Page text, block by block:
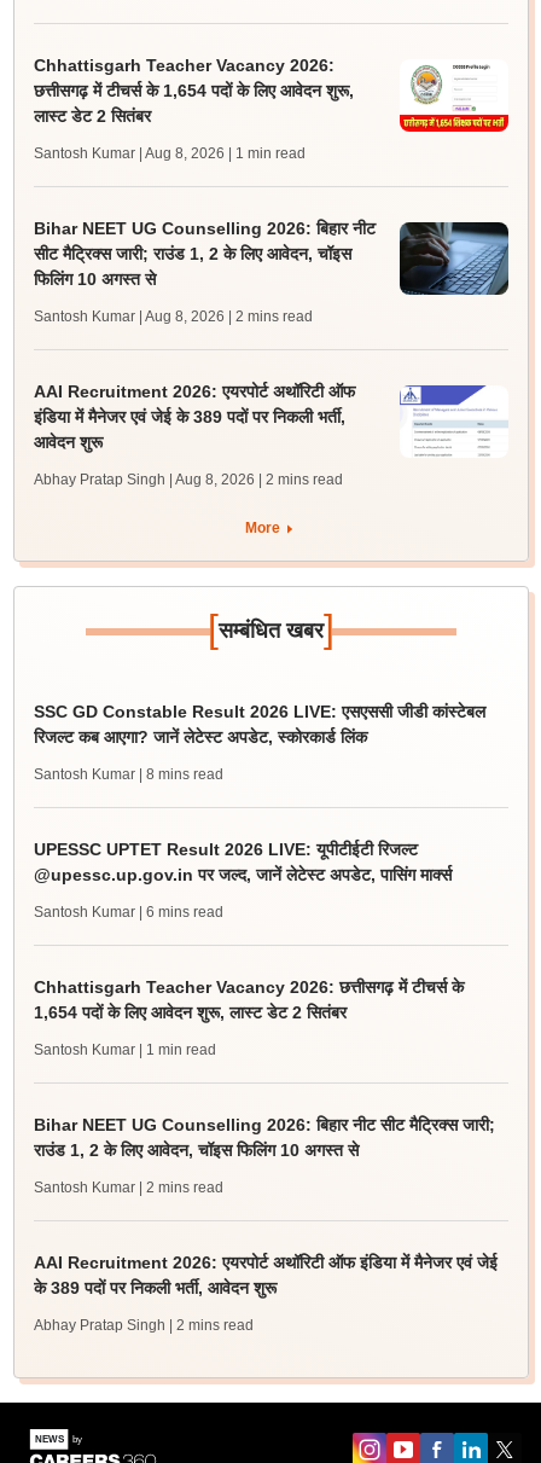
Chhattisgarh Teacher Vacancy 2026:
छत्तीसगढ़ में टीचर्स के 1,654 पदों के लिए आवेदन शुरू,
लास्ट डेट 2 सितंबर
Santosh Kumar | Aug 8, 2026 | 1 min read
Bihar NEET UG Counselling 2026: बिहार नीट
सीट मैट्रिक्स जारी; राउंड 1, 2 के लिए आवेदन, चॉइस
फिलिंग 10 अगस्त से
Santosh Kumar | Aug 8, 2026 | 2 mins read
AAI Recruitment 2026: एयरपोर्ट अथॉरिटी ऑफ
इंडिया में मैनेजर एवं जेई के 389 पदों पर निकली भर्ती,
आवेदन शुरू
Abhay Pratap Singh | Aug 8, 2026 | 2 mins read
More
[सम्बंधित खबर]
SSC GD Constable Result 2026 LIVE: एसएससी जीडी कांस्टेबल
रिजल्ट कब आएगा? जानें लेटेस्ट अपडेट, स्कोरकार्ड लिंक
Santosh Kumar | 8 mins read
UPESSC UPTET Result 2026 LIVE: यूपीटीईटी रिजल्ट
@upessc.up.gov.in पर जल्द, जानें लेटेस्ट अपडेट, पासिंग मार्क्स
Santosh Kumar | 6 mins read
Chhattisgarh Teacher Vacancy 2026: छत्तीसगढ़ में टीचर्स के
1,654 पदों के लिए आवेदन शुरू, लास्ट डेट 2 सितंबर
Santosh Kumar | 1 min read
Bihar NEET UG Counselling 2026: बिहार नीट सीट मैट्रिक्स जारी;
राउंड 1, 2 के लिए आवेदन, चॉइस फिलिंग 10 अगस्त से
Santosh Kumar | 2 mins read
AAI Recruitment 2026: एयरपोर्ट अथॉरिटी ऑफ इंडिया में मैनेजर एवं जेई
के 389 पदों पर निकली भर्ती, आवेदन शुरू
Abhay Pratap Singh | 2 mins read